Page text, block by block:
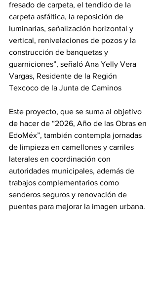
fresado de carpeta, el tendido de la
carpeta asfáltica, la reposición de
luminarias, señalización horizontal y
vertical, renivelaciones de pozos y la
construcción de banquetas y
guarniciones”, señaló Ana Yelly Vera
Vargas, Residente de la Región
Texcoco de la Junta de Caminos
Este proyecto, que se suma al objetivo
de hacer de “2026, Año de las Obras en
EdoMéx”, también contempla jornadas
de limpieza en camellones y carriles
laterales en coordinación con
autoridades municipales, además de
trabajos complementarios como
senderos seguros y renovación de
puentes para mejorar la imagen urbana.